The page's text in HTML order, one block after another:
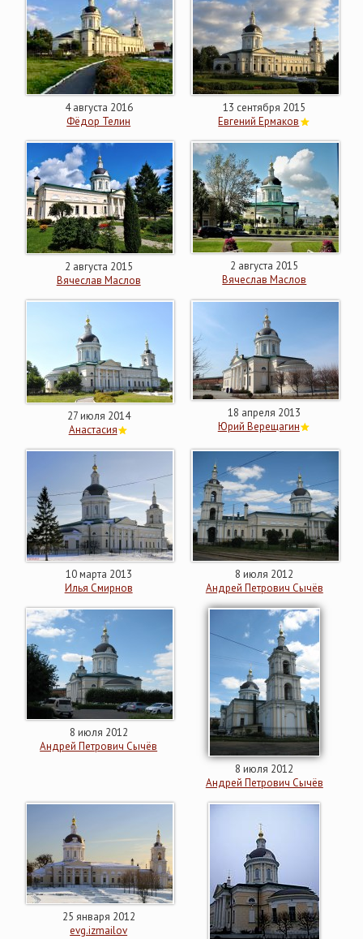
4 августа 2016
Фёдор Телин
13 сентября 2015
Евгений Ермаков
2 августа 2015
Вячеслав Маслов
2 августа 2015
Вячеслав Маслов
27 июля 2014
Анастасия
18 апреля 2013
Юрий Верещагин
10 марта 2013
Илья Смирнов
8 июля 2012
Андрей Петрович Сычёв
8 июля 2012
Андрей Петрович Сычёв
8 июля 2012
Андрей Петрович Сычёв
25 января 2012
evg.izmailov